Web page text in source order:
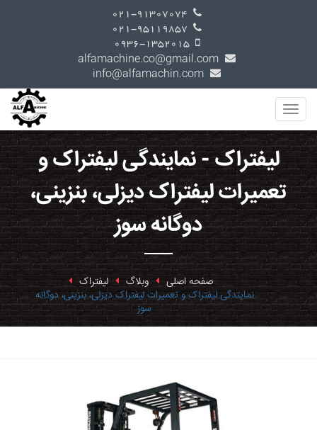
لیفتراک - نمایندگی لیفتراک و
تعمیرات لیفتراک دیزلی، بنزینی،
دوگانه سوز
صفحه اصلی وبلاگ لیفتراک
نمایندگی لیفتراک و تعمیرات لیفتراک دیزلی، بنزینی، دوگانه
سوز